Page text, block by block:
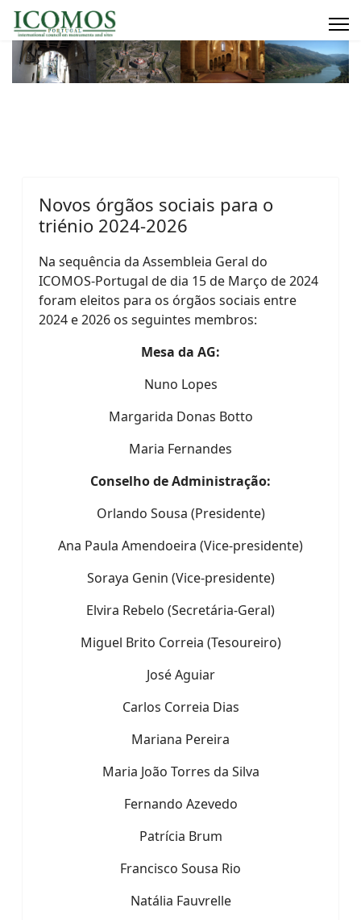
Novos órgãos sociais para o
triénio 2024-2026
Na sequência da Assembleia Geral do
ICOMOS-Portugal dedia 15 de Março de 2024
foram eleitos para os órgãos sociais entre
2024 e 2026 os seguintes membros:
Mesa da AG:
Nuno Lopes
Margarida Donas Botto
Maria Fernandes
Conselho de Administração:
Orlando Sousa (Presidente)
Ana Paula Amendoeira (Vice-presidente)
Soraya Genin (Vice-presidente)
Elvira Rebelo (Secretária-Geral)
Miguel Brito Correia (Tesoureiro)
José Aguiar
Carlos Correia Dias
Mariana Pereira
Maria João Torres da Silva
Fernando Azevedo
Patrícia Brum
Francisco Sousa Rio
Natália Fauvrelle